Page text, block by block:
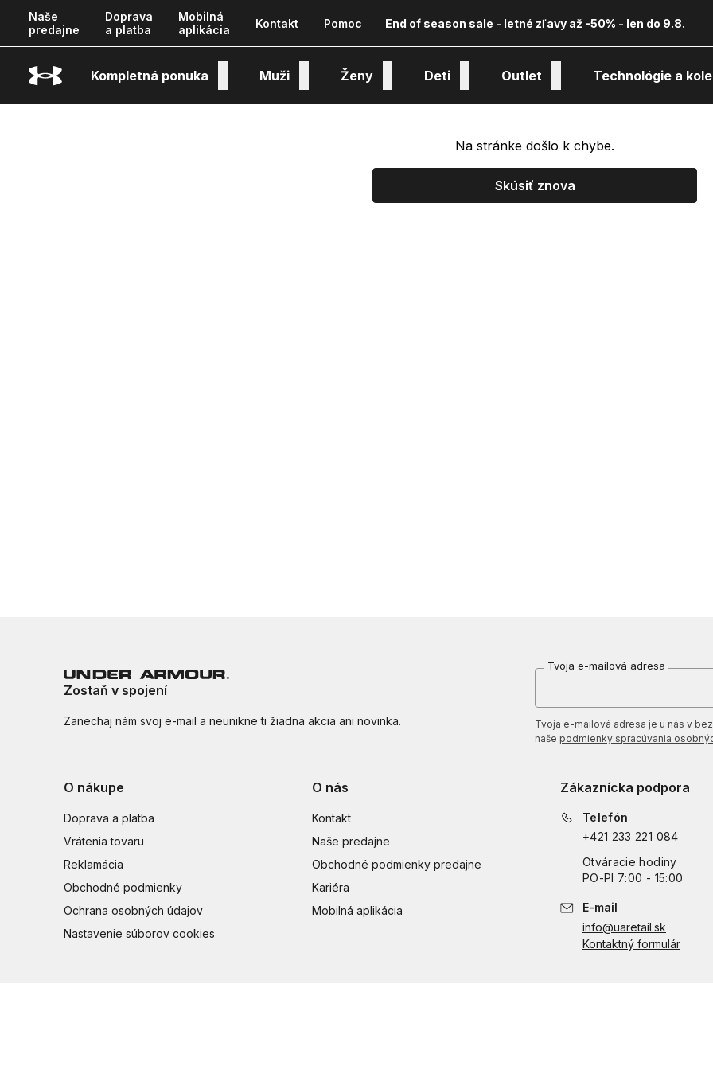
Naše
predajne
Doprava
a platba
Mobilná
aplikácia
Kontakt Pomoc End of season sale - letné zľavy až -50% - len do 9.8.
Kompletná ponuka Muži Ženy Deti Outlet Technológie a
Na stránke došlo k chybe.
Skúsiť znova
Zostaň v spojení
Zanechaj nám svoj e-mail a neunikne ti žiadna akcia ani novinka.
Tvoja e-mailová adresa
Tvoja e-mailová adresa je u nás v
naše podmienky spracúvania
O nákupe
Doprava a platba
Vrátenia tovaru
Reklamácia
Obchodné podmienky
Ochrana osobných údajov
Nastavenie súborov cookies
O nás
Kontakt
Naše predajne
Obchodné podmienky predajne
Kariéra
Mobilná aplikácia
Zákaznícka podpora
Telefón
+421 233 221 084
Otváracie hodiny
PO-PI 7:00 - 15:00
E-mail
info@uaretail.sk
Kontaktný formulár